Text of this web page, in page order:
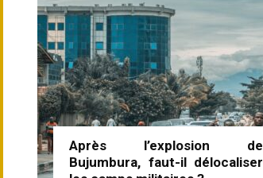
Après l’explosion de
Bujumbura, faut-il délocaliser